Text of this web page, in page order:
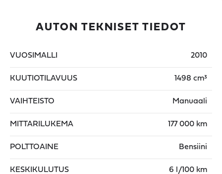
AUTON TEKNISET TIEDOT
VUOSIMALLI 2010
KUUTIOTILAVUUS 1498 cm³
VAIHTEISTO Manuaali
MITTARILUKEMA 177 000 km
POLTTOAINE Bensiini
KESKIKULUTUS 6 l/100 km